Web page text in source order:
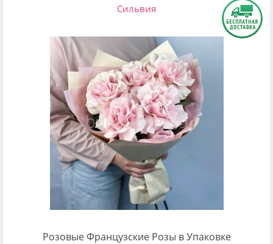
Сильвия
Розовые Французские Розы в Упаковке